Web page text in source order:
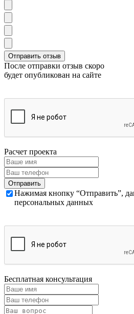
После отправки отзыв скоро
будет опубликован на сайте
Расчет проекта
Нажимая кнопку “Отправить”,
персональных данных
Бесплатная консультация